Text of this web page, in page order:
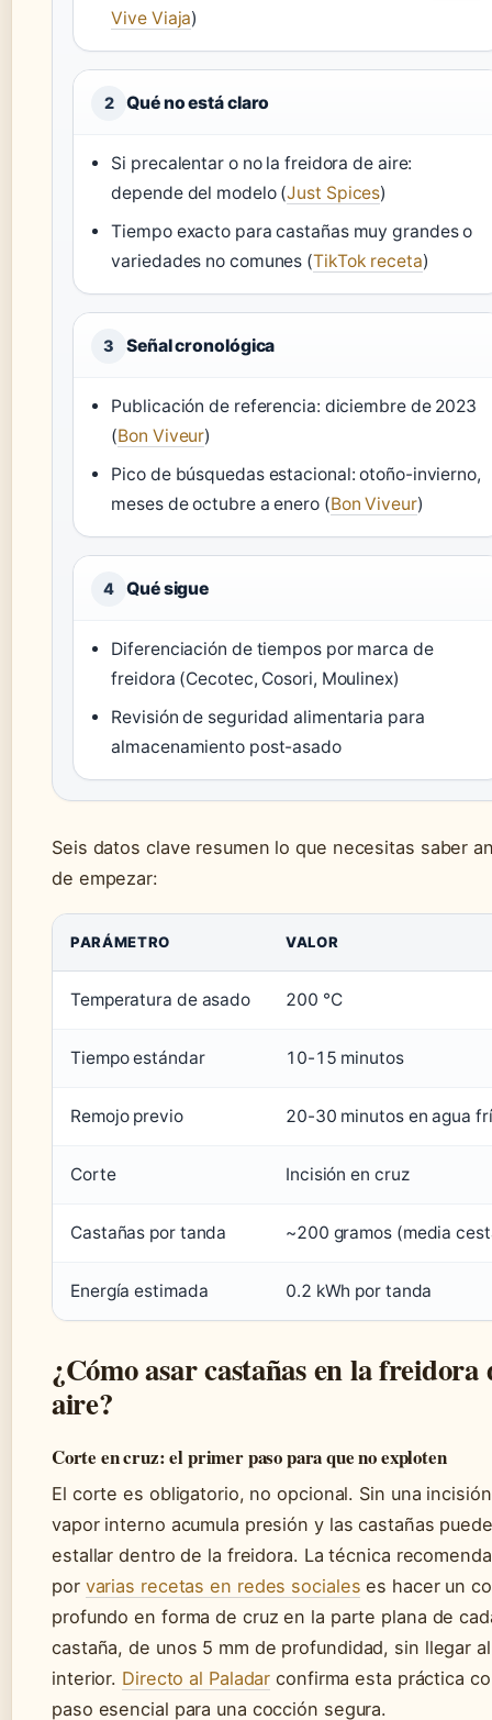
Vive Viaja)
2 Qué no está claro
Si precalentar o no la freidora de aire:
depende del modelo (Just Spices)
Tiempo exacto para castañas muy grandes o
variedades no comunes (TikTok receta)
3 Señal cronológica
Publicación de referencia: diciembre de 2023
(Bon Viveur)
Pico de búsquedas estacional: otoño-invierno,
meses de octubre a enero (Bon Viveur)
4 Qué sigue
Diferenciación de tiempos por marca de
freidora (Cecotec, Cosori, Moulinex)
Revisión de seguridad alimentaria para
almacenamiento post-asado
Seis datos clave resumen lo que necesitas saber
de empezar:
PARÁMETRO VALOR
Temperatura de asado 200 °C
Tiempo estándar 10-15 minutos
Remojo previo 20-30 minutos en agua
Corte Incisión en cruz
Castañas por tanda ~200 gramos (media
Energía estimada 0.2 kWh por tanda
¿Cómo asar castañas en la freidora
aire?
Corte en cruz: el primer paso para que no exploten
El corte es obligatorio, no opcional. Sin una
vapor interno acumula presión y las castañas
estallar dentro de la freidora. La técnica
por varias recetas en redes sociales es hacer un
profundo en forma de cruz en la parte plana de
castaña, de unos 5 mm de profundidad, sin llegar al
interior. Directo al Paladar confirma esta práctica
paso esencial para una cocción segura.